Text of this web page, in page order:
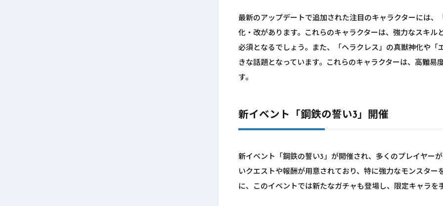
最新のアップデートで追加された注目のキャラクターには、
化・改があります。これらのキャラクターは、強力なスキル
必須となるでしょう。また、「ヘラクレス」の真獣神化や「
きな話題となっています。これらのキャラクターは、高難易
す。
新イベント「鋼鉄の誓い3」開催
新イベント「鋼鉄の誓い3」が開催され、多くのプレイヤー
いクエストや報酬が用意されており、特に強力なモンスター
に、このイベントでは新たなガチャも登場し、限定キャラを